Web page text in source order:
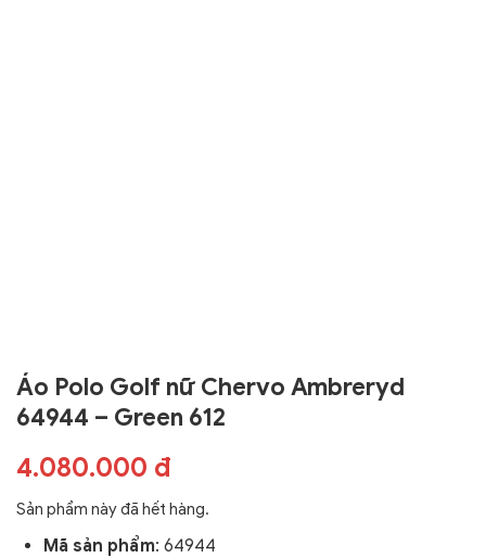
Áo Polo Golf nữ Chervo Ambreryd
64944 – Green 612
4.080.000 đ
Sản phẩm này đã hết hàng.
Mã sản phẩm: 64944